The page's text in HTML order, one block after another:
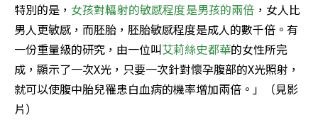
特別的是， 女孩對輻射的敏感程度是男孩的兩倍 ，女人比
男人更敏感，而胚胎，胚胎敏感程度是成人的數千倍。有
一份重量級的研究，由一位叫艾莉絲史都華的女性所完
成，顯示了一次X光，只要一次針對懷孕腹部的X光照射，
就可以使腹中胎兒罹患白血病的機率增加兩倍。」（見影
片）